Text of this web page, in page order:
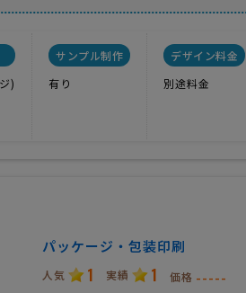
)
サンプル制作
有り
デザイン料金
別途料金
パッケージ・包装印刷
人気 1 実績 1 価格 -----